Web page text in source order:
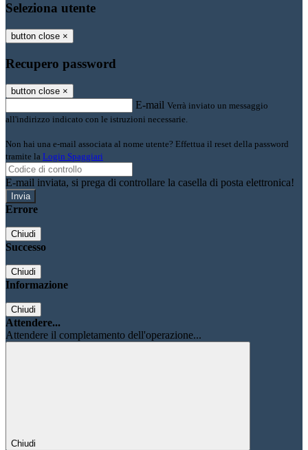
Seleziona utente
button close ×
Recupero password
button close ×
E-mail Verrà inviato un messaggio
all'indirizzo indicato con le istruzioni necessarie.
Non hai una e-mail associata al nome utente? Effettua il reset della password
tramite la Login Spaggiari
E-mail inviata, si prega di controllare la casella di posta elettronica!
Errore
Chiudi
Successo
Chiudi
Informazione
Chiudi
Attendere...
Attendere il completamento dell'operazione...
Chiudi